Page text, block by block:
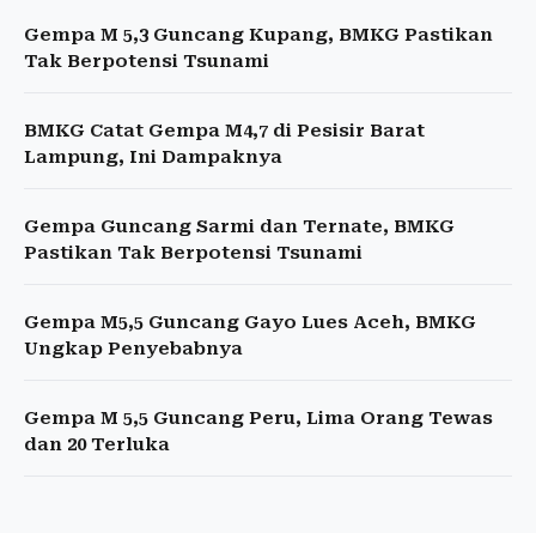
Gempa M 5,3 Guncang Kupang, BMKG Pastikan
Tak Berpotensi Tsunami
BMKG Catat Gempa M4,7 di Pesisir Barat
Lampung, Ini Dampaknya
Gempa Guncang Sarmi dan Ternate, BMKG
Pastikan Tak Berpotensi Tsunami
Gempa M5,5 Guncang Gayo Lues Aceh, BMKG
Ungkap Penyebabnya
Gempa M 5,5 Guncang Peru, Lima Orang Tewas
dan 20 Terluka